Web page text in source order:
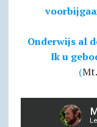
Onderwijs al
Ik u
(